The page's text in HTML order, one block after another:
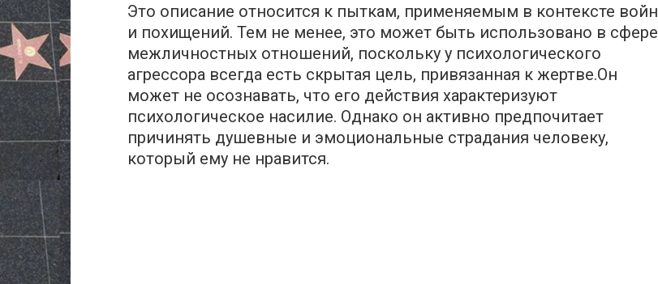
Это описание относится к пыткам, применяемым в контексте войн
и похищений. Тем не менее, это может быть использовано в сфере
межличностных отношений, поскольку у психологического
агрессора всегда есть скрытая цель, привязанная к жертве.Он
может не осознавать, что его действия характеризуют
психологическое насилие. Однако он активно предпочитает
причинять душевные и эмоциональные страдания человеку,
который ему не нравится.